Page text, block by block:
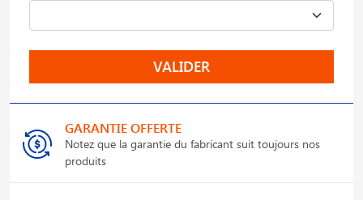
VALIDER
GARANTIE OFFERTE
Notez que la garantie du fabricant suit toujours nos
produits